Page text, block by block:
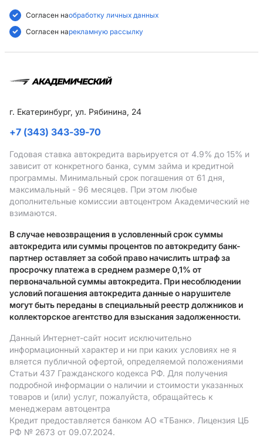
Согласен наобработку личных данных
Согласен нарекламную рассылку
г. Екатеринбург, ул. Рябинина, 24
+7 (343) 343-39-70
Годовая ставка автокредита варьируется от 4.9% до 15% и
зависит от конкретного банка, сумм займа и кредитной
программы. Минимальный срок погашения от 61 дня,
максимальный - 96 месяцев. При этом любые
дополнительные комиссии автоцентром Академический не
взимаются.
В случае невозвращения в условленный срок суммы
автокредита или суммы процентов по автокредиту банк-
партнер оставляет за собой право начислить штраф за
просрочку платежа в среднем размере 0,1% от
первоначальной суммы автокредита. При несоблюдении
условий погашения автокредита данные о нарушителе
могут быть переданы в специальный реестр должников и
коллекторское агентство для взыскания задолженности.
Данный Интернет-сайт носит исключительно
информационный характер и ни при каких условиях не я
вляется публичной офертой, определяемой положениями
Статьи 437 Гражданского кодекса РФ. Для получения
подробной информации о наличии и стоимости указанных
товаров и (или) услуг, пожалуйста, обращайтесь к
менеджерам автоцентра
Кредит предоставляется банком АO «ТБанк». Лицензия ЦБ
РФ № 2673 от 09.07.2024.